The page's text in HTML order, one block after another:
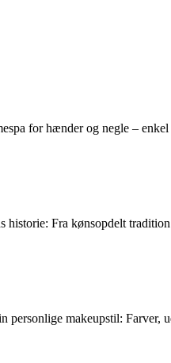
for hænder og negle –
historie: Fra kønsopdelt
personlige makeupstil: Farver,